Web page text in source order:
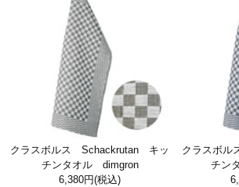
クラスボルス Schackrutan キッ
チンタオル dimgron
6,380円(税込)
クラスボ
チン